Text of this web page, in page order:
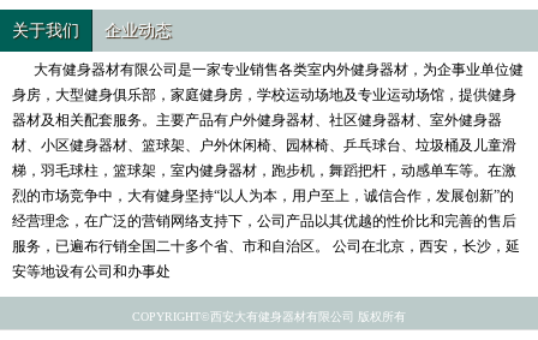
关于我们 企业动态
大有健身器材有限公司是一家专业销售各类室内外健身器材，为企事业单位健
身房，大型健身俱乐部，家庭健身房，学校运动场地及专业运动场馆，提供健身
器材及相关配套服务。主要产品有户外健身器材、社区健身器材、室外健身器
材、小区健身器材、篮球架、户外休闲椅、园林椅、乒乓球台、垃圾桶及儿童滑
梯，羽毛球柱，篮球架，室内健身器材，跑步机，舞蹈把杆，动感单车等。在激
烈的市场竞争中，大有健身坚持“以人为本，用户至上，诚信合作，发展创新”的
经营理念，在广泛的营销网络支持下，公司产品以其优越的性价比和完善的售后
服务，已遍布行销全国二十多个省、市和自治区。 公司在北京，西安，长沙，延
安等地设有公司和办事处
COPYRIGHT©西安大有健身器材有限公司 版权所有